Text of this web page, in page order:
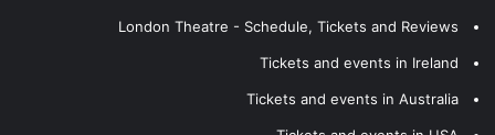
London Theatre - Schedule, Tickets and Reviews
Tickets and events in Ireland
Tickets and events in Australia